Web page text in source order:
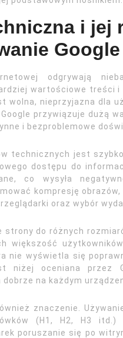
i jej
Google
odgrywają
wartościowe treści
wolna, nieprzyjazna dla
przywiązuje dużą
i bezproblemowe
technicznych jest
dostępu do
co wysyła
kompresję
oraz wybór
strony do różnych
większość
nie wyświetla się
niżej oceniana przez
na każdym
znaczenie.
(H1, H2, H3
poruszanie się po